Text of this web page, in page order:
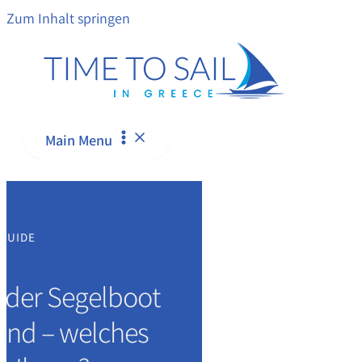
Zum Inhalt springen
Main Menu
Segelboot
– welches